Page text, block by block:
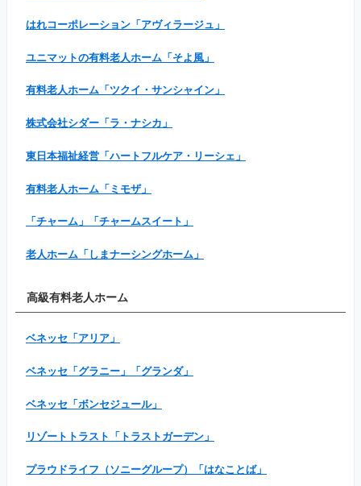
はれコーポレーション「アヴィラージュ」
ユニマットの有料老人ホーム「そよ風」
有料老人ホーム「ツクイ・サンシャイン」
株式会社シダー「ラ・ナシカ」
東日本福祉経営「ハートフルケア・リーシェ」
有料老人ホーム「ミモザ」
「チャーム」「チャームスイート」
老人ホーム「しまナーシングホーム」
高級有料老人ホーム
ベネッセ「アリア」
ベネッセ「グラニー」「グランダ」
ベネッセ「ボンセジュール」
リゾートトラスト「トラストガーデン」
プラウドライフ（ソニーグループ）「はなことば」